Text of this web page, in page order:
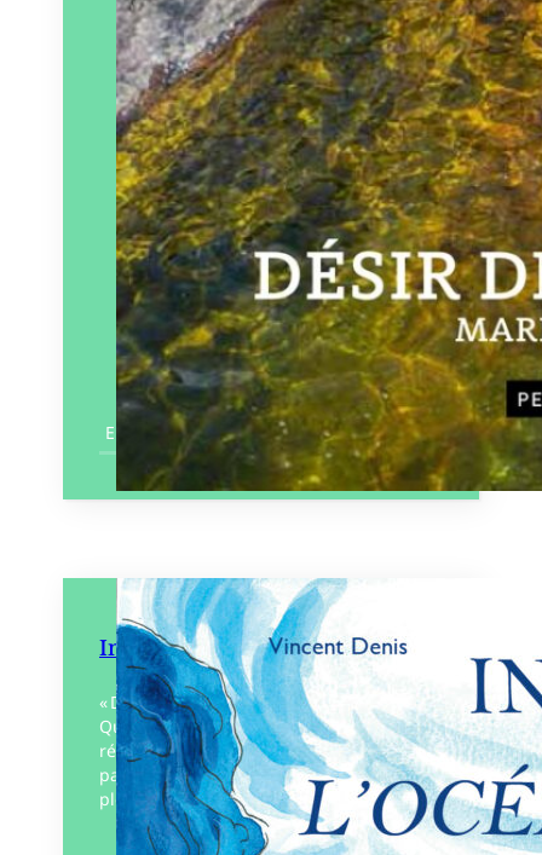
Éditeur :Patayo
Paru le17/01/2025
En savoir plus
Inès à l’Océarium
« Dis, comment il s’appelle ce poisson ? »
Quand rêve et imaginaire se mêlent à la
réalité, un moment en apesanteur pour
partager l’émerveillement d’Inès, une
plongée dans l’océan pour…